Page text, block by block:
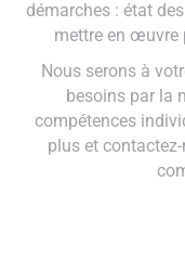
démarches : état
mettre en œuvre
Nous serons à
besoins par la
compétences
plus et